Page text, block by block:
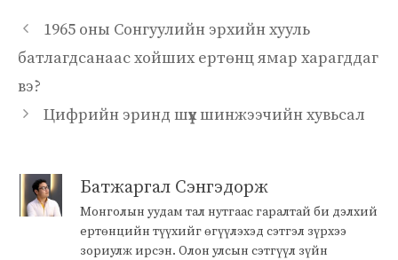
1965 оны Сонгуулийн эрхийн хууль
батлагдсанаас хойших ертөнц ямар харагддаг
вэ?
Цифрийн эринд шүүх шинжээчийн хувьсал
Батжаргал Сэнгэдорж
Монголын уудам тал нутгаас гаралтай би дэлхий
ертөнцийн түүхийг өгүүлэхэд сэтгэл зүрхээ
зориулж ирсэн. Олон улсын сэтгүүл зүйн